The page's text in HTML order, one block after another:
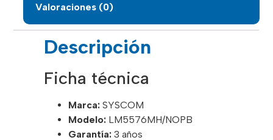
Valoraciones (0)
Descripción
Ficha técnica
Marca: SYSCOM
Modelo: LM5576MH/NOPB
Garantía: 3 años